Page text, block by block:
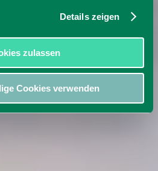
Details zeigen
zulassen
Cookies verwenden